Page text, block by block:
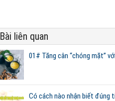
Bài liên quan
01# Tăng cân “chóng mặt”
Có cách nào nhận biết đúng